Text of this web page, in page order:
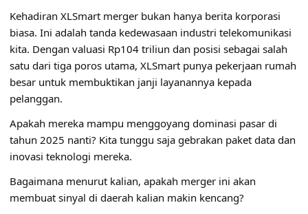
Kehadiran XLSmart merger bukan hanya berita korporasi
biasa. Ini adalah tanda kedewasaan industri telekomunikasi
kita. Dengan valuasi Rp104 triliun dan posisi sebagai salah
satu dari tiga poros utama, XLSmart punya pekerjaan rumah
besar untuk membuktikan janji layanannya kepada
pelanggan.
Apakah mereka mampu menggoyang dominasi pasar di
tahun 2025 nanti? Kita tunggu saja gebrakan paket data dan
inovasi teknologi mereka.
Bagaimana menurut kalian, apakah merger ini akan
membuat sinyal di daerah kalian makin kencang?